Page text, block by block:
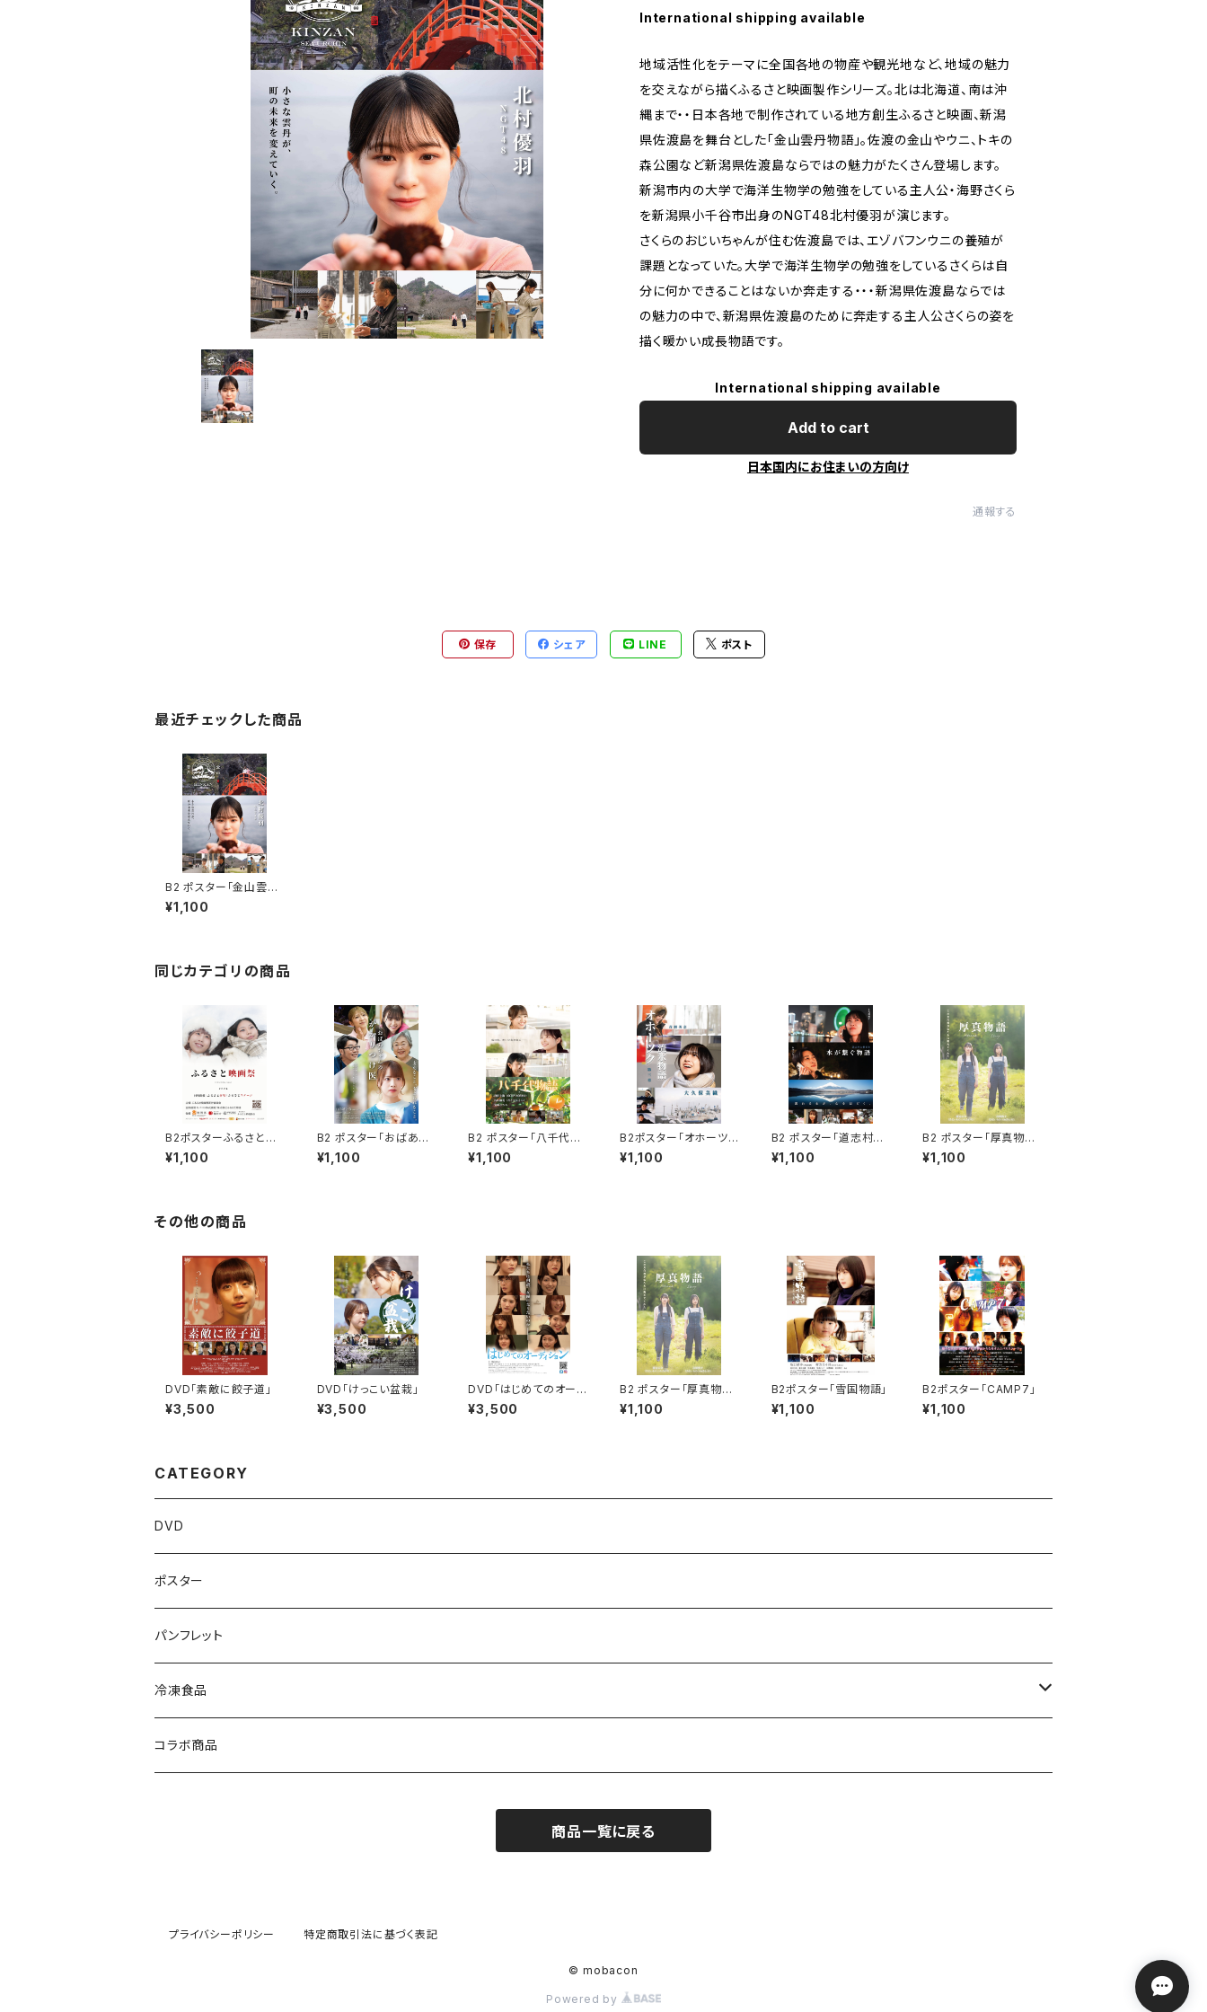
International shipping available
地域活性化をテーマに全国各地の物産や観光地など、地域の魅力
を交えながら描くふるさと映画製作シリーズ。北は北海道、南は沖
縄まで・・日本各地で制作されている地方創生ふるさと映画、新潟
県佐渡島を舞台とした「金山雲丹物語」。佐渡の金山やウニ、トキの
森公園など新潟県佐渡島ならではの魅力がたくさん登場します。
新潟市内の大学で海洋生物学の勉強をしている主人公・海野さくら
を新潟県小千谷市出身のNGT48北村優羽が演じます。
さくらのおじいちゃんが住む佐渡島では、エゾバフンウニの養殖が
課題となっていた。大学で海洋生物学の勉強をしているさくらは自
分に何かできることはないか奔走する・・・新潟県佐渡島ならでは
の魅力の中で、新潟県佐渡島のために奔走する主人公さくらの姿を
描く暖かい成長物語です。
International shipping available
Add to cart
日本国内にお住まいの方向け
通報する
保存 シェア LINE ポスト
最近チェックした商品
B2 ポスター「金山雲丹
物語」
¥1,100
同じカテゴリの商品
B2ポスターふるさと映
画祭2024
¥1,100
B2 ポスター「おばあち
ゃんのかかりつけ医」
¥1,100
B2 ポスター「八千代物
語」
¥1,100
B2ポスター「オホーツク
流氷物語第三章」
¥1,100
B2 ポスター「道志村と
横浜市 水が繋ぐ物語」
¥1,100
B2 ポスター「厚真物
語」
¥1,100
その他の商品
DVD「素敵に餃子道」
¥3,500
DVD「けっこい盆栽」
¥3,500
DVD「はじめてのオーデ
ィション」
¥3,500
B2 ポスター「厚真物
語」
¥1,100
B2ポスター「雪国物語」
¥1,100
B2ポスター「CAMP7」
¥1,100
CATEGORY
DVD
ポスター
パンフレット
冷凍食品
ラーメン
コラボ商品
商品一覧に戻る
プライバシーポリシー 特定商取引法に基づく表記
© mobacon
Powered by